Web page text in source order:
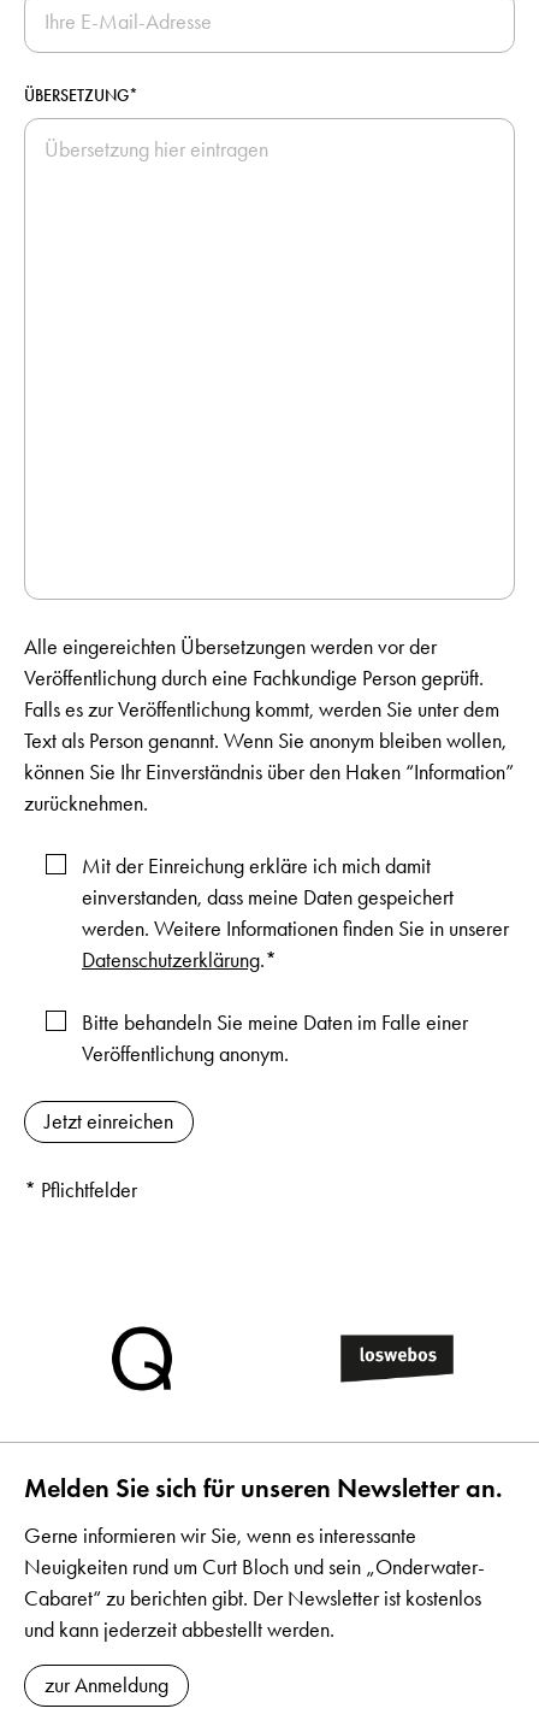
ÜBERSETZUNG*
Alle eingereichten Übersetzungen werden vor der
Veröffentlichung durch eine Fachkundige Person geprüft.
Falls es zur Veröffentlichung kommt, werden Sie unter dem
Text als Person genannt. Wenn Sie anonym bleiben wollen,
können Sie Ihr Einverständnis über den Haken “Information”
zurücknehmen.
Mit der Einreichung erkläre ich mich damit
einverstanden, dass meine Daten gespeichert
werden. Weitere Informationen finden Sie in unserer
Datenschutzerklärung.*
Bitte behandeln Sie meine Daten im Falle einer
Veröffentlichung anonym.
* Pflichtfelder
Melden Sie sich für unseren Newsletter an.
Gerne informieren wir Sie, wenn es interessante
Neuigkeiten rund um Curt Bloch und sein „Onderwater-
Cabaret“ zu berichten gibt. Der Newsletter ist kostenlos
und kann jederzeit abbestellt werden.
zur Anmeldung